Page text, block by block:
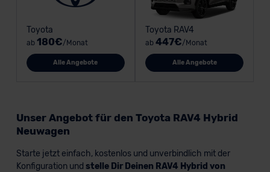
Toyota
ab 180€/Monat
Alle Angebote
Toyota RAV4
ab 447€/Monat
Alle Angebote
Unser Angebot für den Toyota RAV4 Hybrid
Neuwagen
Starte jetzt einfach, kostenlos und unverbindlich mit der
Konfiguration und stelle Dir Deinen RAV4 Hybrid von